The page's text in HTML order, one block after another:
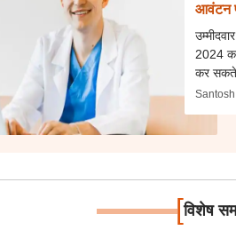
आवंटन
2024
कर
[विशेष